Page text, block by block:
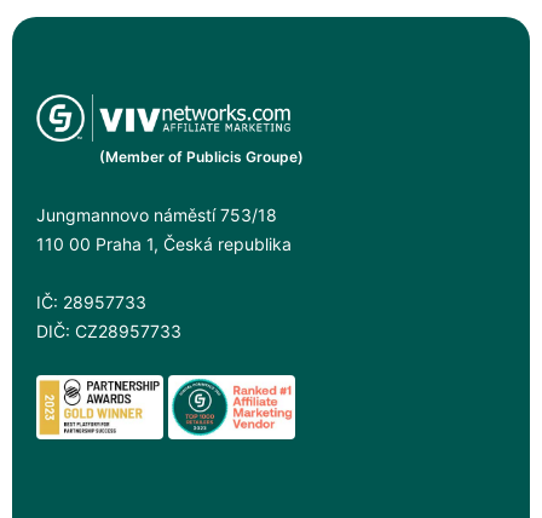
(Member of Publicis Groupe)
Jungmannovo náměstí 753/18
110 00 Praha 1, Česká republika
IČ: 28957733
DIČ: CZ28957733